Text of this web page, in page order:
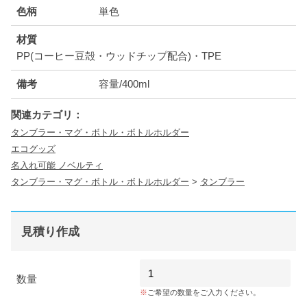
色柄 単色
材質
PP(コーヒー豆殻・ウッドチップ配合)・TPE
備考 容量/400ml
関連カテゴリ：
タンブラー・マグ・ボトル・ボトルホルダー
エコグッズ
名入れ可能 ノベルティ
タンブラー・マグ・ボトル・ボトルホルダー > タンブラー
見積り作成
数量
ご希望の数量をご入力ください。